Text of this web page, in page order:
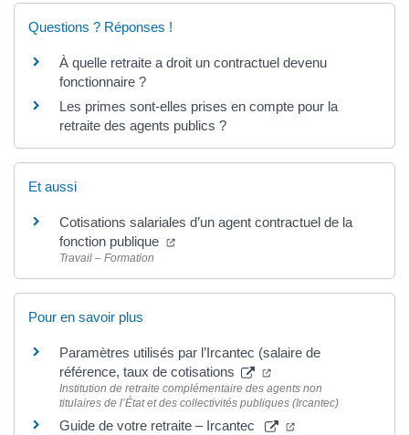
Questions ? Réponses !
À quelle retraite a droit un contractuel devenu
fonctionnaire ?
Les primes sont-elles prises en compte pour la
retraite des agents publics ?
Et aussi
Cotisations salariales d’un agent contractuel de la
fonction publique
Travail – Formation
Pour en savoir plus
Paramètres utilisés par l’Ircantec (salaire de
référence, taux de cotisations
Institution de retraite complémentaire des agents non
titulaires de l’État et des collectivités publiques (Ircantec)
Guide de votre retraite – Ircantec